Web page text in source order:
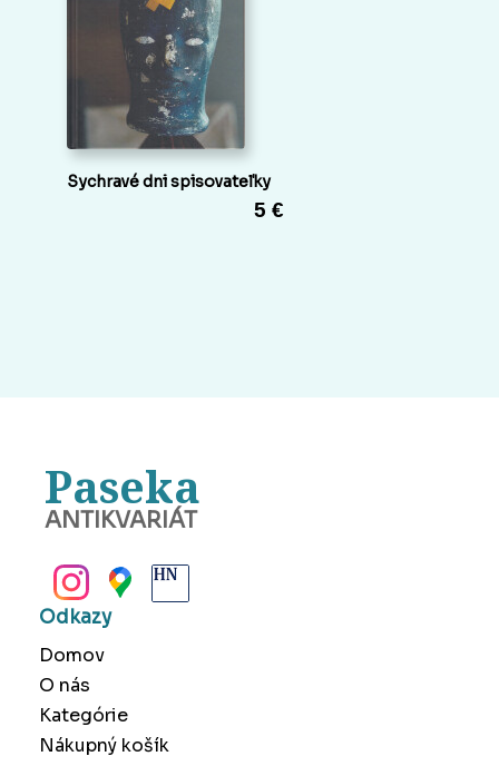
Sychravé dni spisovateľky
5 €
Paseka
ANTIKVARIÁT
Odkazy
Domov
O nás
Kategórie
Nákupný košík